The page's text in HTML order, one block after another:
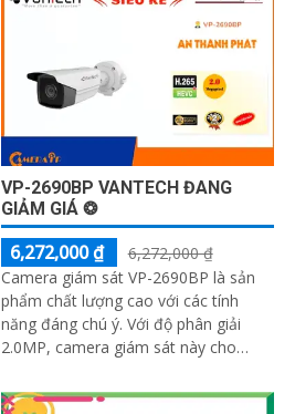
VP-2690BP VANTECH ĐANG
GIẢM GIÁ ❂
6,272,000 ₫
6,272,000 ₫
Camera giám sát VP-2690BP là sản
phẩm chất lượng cao với các tính
năng đáng chú ý. Với độ phân giải
2.0MP, camera giám sát này cho
ngày và đêm